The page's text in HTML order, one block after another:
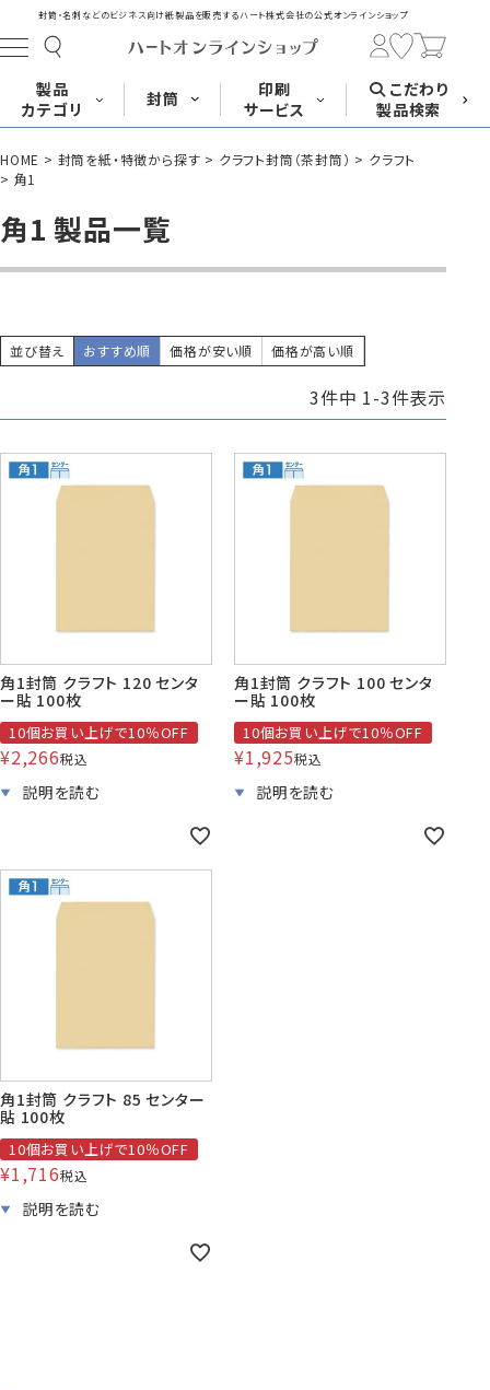
封筒・名刺などのビジネス向け紙製品を販売するハート株式会社の公式オンラインショップ
製品
カテゴリ
封筒をサイズ
封筒を紙・特徴
封筒印刷
お悔み用
喪中はがき
印刷
カレンダー
封筒
長形封筒 角形封筒 洋形封筒 その他
長3封筒 長3窓封筒 長4封筒
長4窓封筒
B5横3つ折
90×205
長40封筒
A4横4つ折
90×225
長1封筒
142×332
119×277 110×220
返信用封筒
105×214
洋2タテ封筒
A4横・縦4つ折
114×162
洋5タテ封筒
印刷
サービス
紙製クリアファイル印刷サービス
喪中はがき印刷サービス
こだわり
製品検索
HOME 封筒を紙・特徴から探す クラフト封筒（茶封筒）
クラフト
角1
角1 製品一覧
並び替え おすすめ順 価格が安い順 価格が高い順
3件中 1-3件表示
角1封筒 クラフト 120 センタ
ー貼 100枚
10個お買い上げで10％OFF
¥2,266税込
角1封筒 クラフト 100 センタ
ー貼 100枚
10個お買い上げで10％OFF
¥1,925税込
角1封筒 クラフト 85 センター
貼 100枚
10個お買い上げで10％OFF
¥1,716税込